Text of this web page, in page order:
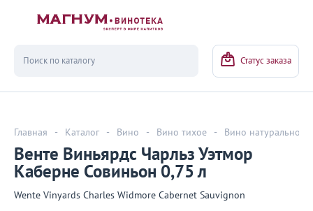
Статус заказа
Главная - Каталог - Вино - Вино тихое - Вино натуральное
Венте Виньярдс Чарльз Уэтмор
Каберне Совиньон 0,75 л
Wente Vinyards Charles Widmore Cabernet Sauvignon